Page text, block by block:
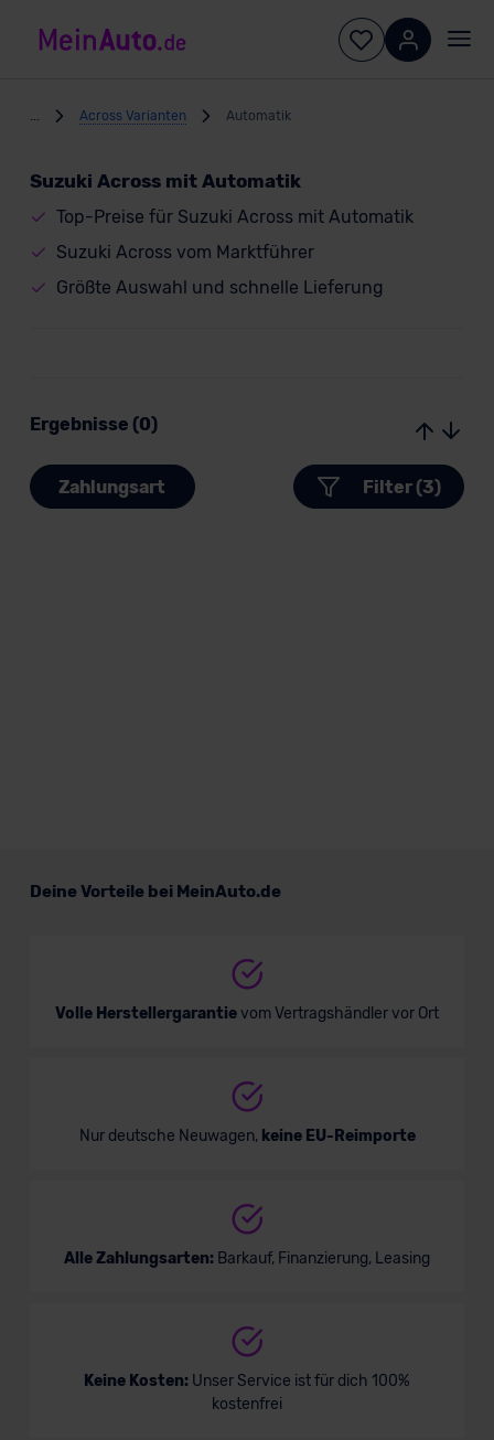
Across Varianten Automatik
Suzuki Across mit Automatik
Top-Preise für Suzuki Across mit Automatik
Suzuki Across vom Marktführer
Größte Auswahl und schnelle Lieferung
Ergebnisse (0)
Zahlungsart Filter (3)
Deine Vorteile bei MeinAuto.de
Volle Herstellergarantievom Vertragshändler vor Ort
Nur deutsche Neuwagen, keine EU-Reimporte
Alle Zahlungsarten: Barkauf, Finanzierung, Leasing
Keine Kosten: Unser Service ist für dich 100%
kostenfrei